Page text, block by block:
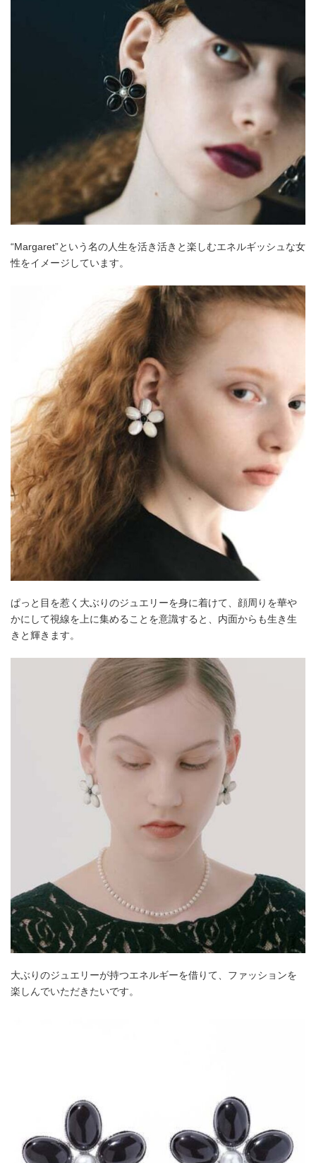
“Margaret”という名の人生を活き活きと楽しむエネルギッシュな女
性をイメージしています。
ぱっと目を惹く大ぶりのジュエリーを身に着けて、顔周りを華や
かにして視線を上に集めることを意識すると、内面からも生き生
きと輝きます。
大ぶりのジュエリーが持つエネルギーを借りて、ファッションを
楽しんでいただきたいです。